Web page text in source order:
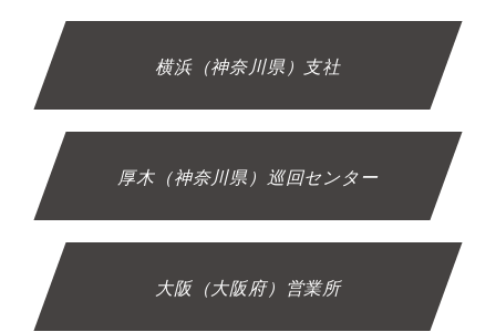
横浜（神奈川県）支社
厚木（神奈川県）巡回センター
大阪（大阪府）営業所